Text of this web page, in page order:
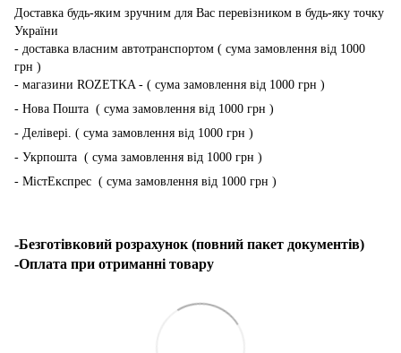
Доставка будь-яким зручним для Вас перевізником в будь-яку точку
України
- доставка власним автотранспортом ( сума замовлення від 1000
грн )
- магазини ROZETKA - ( сума замовлення від 1000 грн )
- Нова Пошта ( сума замовлення від 1000 грн )
- Делівері. ( сума замовлення від 1000 грн )
- Укрпошта ( сума замовлення від 1000 грн )
- МістЕкспрес ( сума замовлення від 1000 грн )
-Безготівковий розрахунок (повний пакет документів)
-Оплата при отриманні товару